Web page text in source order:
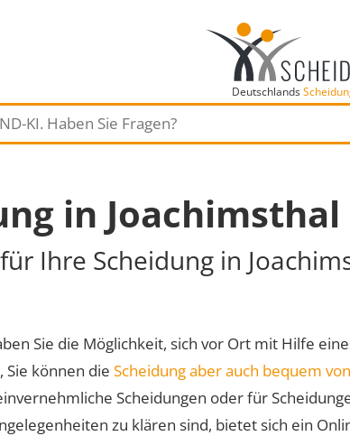
Deutschlands
in Joachimsthal
Ihre Scheidung in
Sie die Möglichkeit, sich vor Ort mit Hilfe
Sie können die Scheidung aber auch bequem
Scheidungen oder für
zu klären sind, bietet sich ein